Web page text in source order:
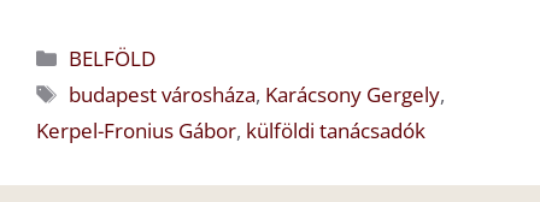
Kategória
BELFÖLD
Címkék
budapest városháza, Karácsony Gergely,
Kerpel-Fronius Gábor, külföldi tanácsadók